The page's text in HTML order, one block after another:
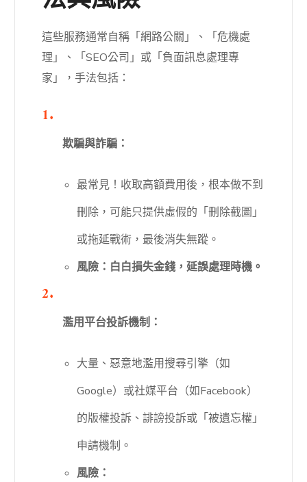
這些服務通常自稱「網路公關」、「危機處
理」、「SEO公司」或「負面訊息處理專
家」，手法包括：
欺騙與詐騙：
最常見！收取高額費用後，根本做不到
刪除，可能只提供虛假的「刪除截圖」
或拖延戰術，最後消失無蹤。
風險：白白損失金錢，延誤處理時機。
濫用平台投訴機制：
大量、惡意地濫用搜尋引擎（如
Google）或社媒平台（如Facebook）
的版權投訴、誹謗投訴或「被遺忘權」
申請機制。
風險：